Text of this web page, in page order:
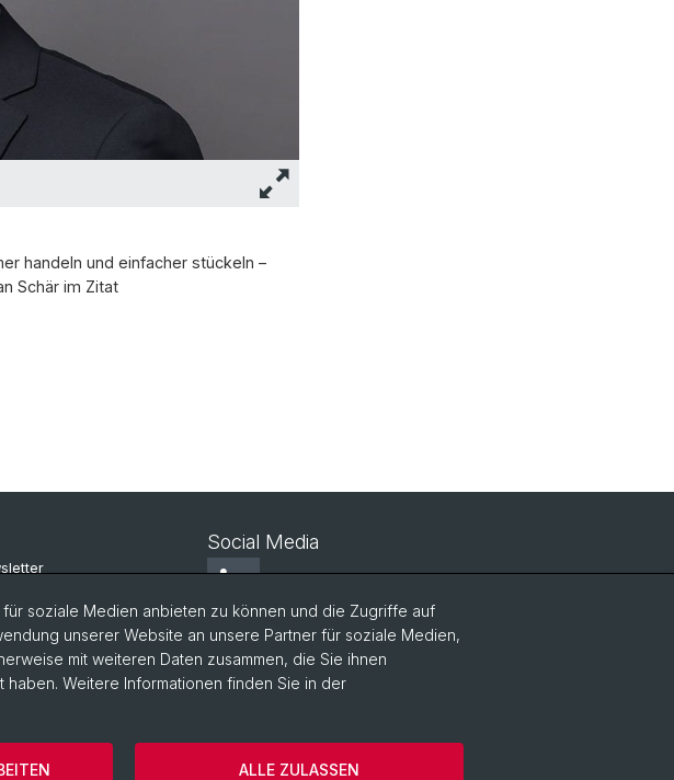
handeln und einfacher stückeln –
Schär im Zitat
WiWi
Social Media
Youtube
soziale Medien anbieten zu können und die Zugriffe auf
unserer Website an unsere Partner für soziale Medien,
mit weiteren Daten zusammen, die Sie ihnen
Weitere Informationen finden Sie in der
ALLE ZULASSEN